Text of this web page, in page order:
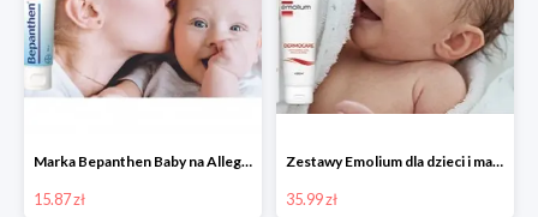
Marka Bepanthen Baby na Allegro od 15,87 zł!
15.87 zł
Zestawy Emolium dla dzieci i mam na Allegro od 35,99 zł
35.99 zł